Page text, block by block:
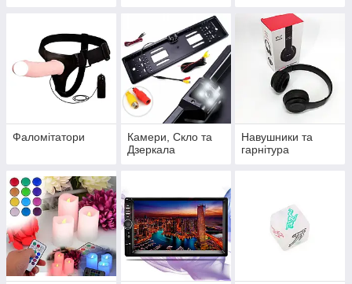
Фаломітатори
Камери, Скло та
Дзеркала
Навушники та
гарнітура